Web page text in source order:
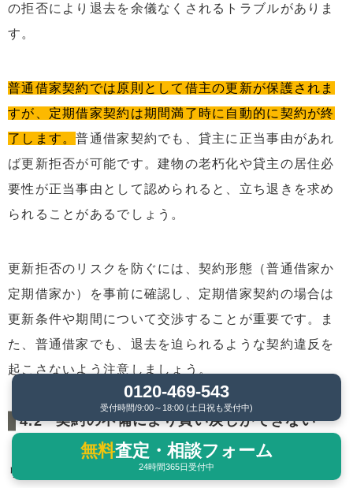
の拒否により退去を余儀なくされるトラブルがありま
す。
普通借家契約では原則として借主の更新が保護されま
すが、定期借家契約は期間満了時に自動的に契約が終
了します。普通借家契約でも、貸主に正当事由があれ
ば更新拒否が可能です。建物の老朽化や貸主の居住必
要性が正当事由として認められると、立ち退きを求め
られることがあるでしょう。
更新拒否のリスクを防ぐには、契約形態（普通借家か
定期借家か）を事前に確認し、定期借家契約の場合は
更新条件や期間について交渉することが重要です。ま
た、普通借家でも、退去を迫られるような契約違反を
起こさないよう注意しましょう。
契約の不備により買い戻しができない
リースバックで後悔する事例のひとつが、買い戻し条
0120-469-543
受付時間/9:00～18:00 (土日祝も受付中)
無料査定・相談フォーム
24時間365日受付中